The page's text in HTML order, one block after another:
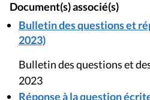
Document(s) associé(s)
Bulletin des questions et
2023)
Bulletin des questions et
2023
Réponse à la question